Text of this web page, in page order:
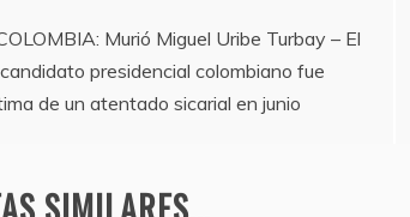
b
o
o
a
m
A
p
p
Murió Miguel Uribe Turbay – El
presidencial colombiano fue
de un atentado sicarial en junio